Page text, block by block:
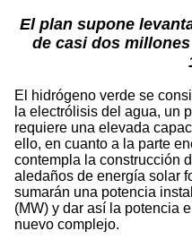
El plan supone
de casi dos
El hidrógeno verde se
la electrólisis del agua, un
requiere una elevada
ello, en cuanto a la parte
contempla la construcción
aledaños de energía solar
sumarán una potencia
(MW) y dar así la potencia
nuevo complejo.